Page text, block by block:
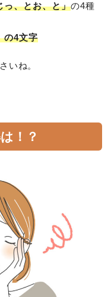
っ、とお、と」の4種
の4文字
いね。
！？